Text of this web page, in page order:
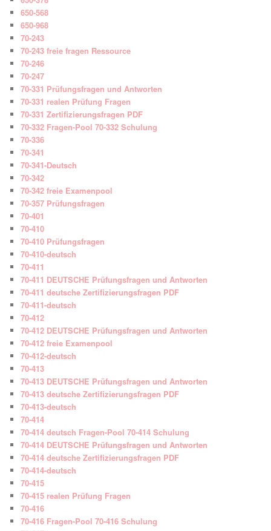
650-568
650-968
70-243
70-243 freie fragen Ressource
70-246
70-247
70-331 Prüfungsfragen und Antworten
70-331 realen Prüfung Fragen
70-331 Zertifizierungsfragen PDF
70-332 Fragen-Pool 70-332 Schulung
70-336
70-341
70-341-Deutsch
70-342
70-342 freie Examenpool
70-357 Prüfungsfragen
70-401
70-410
70-410 Prüfungsfragen
70-410-deutsch
70-411
70-411 DEUTSCHE Prüfungsfragen und Antworten
70-411 deutsche Zertifizierungsfragen PDF
70-411-deutsch
70-412
70-412 DEUTSCHE Prüfungsfragen und Antworten
70-412 freie Examenpool
70-412-deutsch
70-413
70-413 DEUTSCHE Prüfungsfragen und Antworten
70-413 deutsche Zertifizierungsfragen PDF
70-413-deutsch
70-414
70-414 deutsch Fragen-Pool 70-414 Schulung
70-414 DEUTSCHE Prüfungsfragen und Antworten
70-414 deutsche Zertifizierungsfragen PDF
70-414-deutsch
70-415
70-415 realen Prüfung Fragen
70-416
70-416 Fragen-Pool 70-416 Schulung